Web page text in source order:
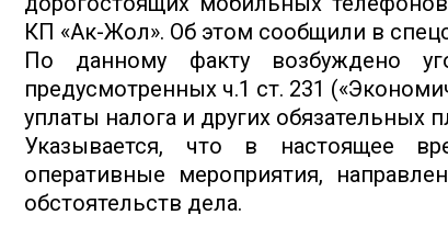
КП «Ак-Жол». Об этом сообщили в
По данному факту возбуждено
предусмотренных ч.1 ст. 231
уплаты налога и других обязательных
Указывается, что в настоящее
оперативные мероприятия,
обстоятельств дела.